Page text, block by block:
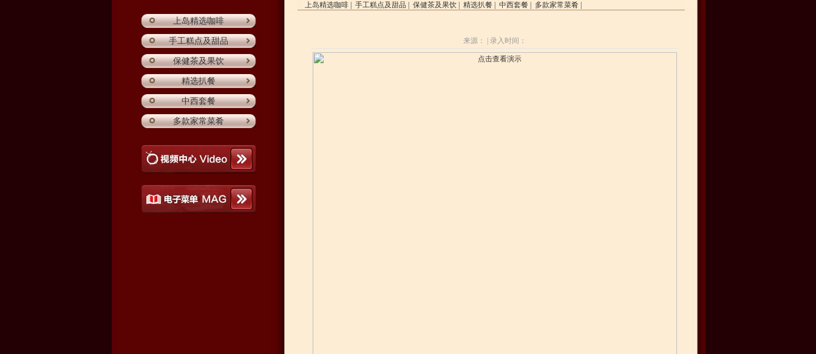
上岛精选咖啡 手工糕点及甜品 保健茶及果饮 精选扒餐 中西套餐 多款家常菜肴
上岛精选咖啡
手工糕点及甜品
保健茶及果饮
精选扒餐
中西套餐
多款家常菜肴
来源： | 录入时间：